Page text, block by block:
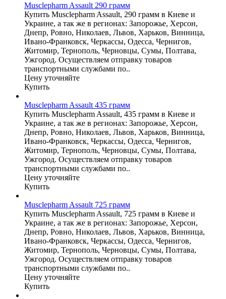
Musclepharm Assault 290 грамм
Купить Musclepharm Assault, 290 грамм в Киеве и
Украине, а так же в регионах: Запорожье, Херсон,
Днепр, Ровно, Николаев, Львов, Харьков, Винница,
Ивано-Франковск, Черкассы, Одесса, Чернигов,
Житомир, Тернополь, Черновцы, Сумы, Полтава,
Ужгород. Осуществляем отправку товаров
транспортными службами по..
Цену уточняйте
Купить
Musclepharm Assault 435 грамм
Купить Musclepharm Assault, 435 грамм в Киеве и
Украине, а так же в регионах: Запорожье, Херсон,
Днепр, Ровно, Николаев, Львов, Харьков, Винница,
Ивано-Франковск, Черкассы, Одесса, Чернигов,
Житомир, Тернополь, Черновцы, Сумы, Полтава,
Ужгород. Осуществляем отправку товаров
транспортными службами по..
Цену уточняйте
Купить
Musclepharm Assault 725 грамм
Купить Musclepharm Assault, 725 грамм в Киеве и
Украине, а так же в регионах: Запорожье, Херсон,
Днепр, Ровно, Николаев, Львов, Харьков, Винница,
Ивано-Франковск, Черкассы, Одесса, Чернигов,
Житомир, Тернополь, Черновцы, Сумы, Полтава,
Ужгород. Осуществляем отправку товаров
транспортными службами по..
Цену уточняйте
Купить